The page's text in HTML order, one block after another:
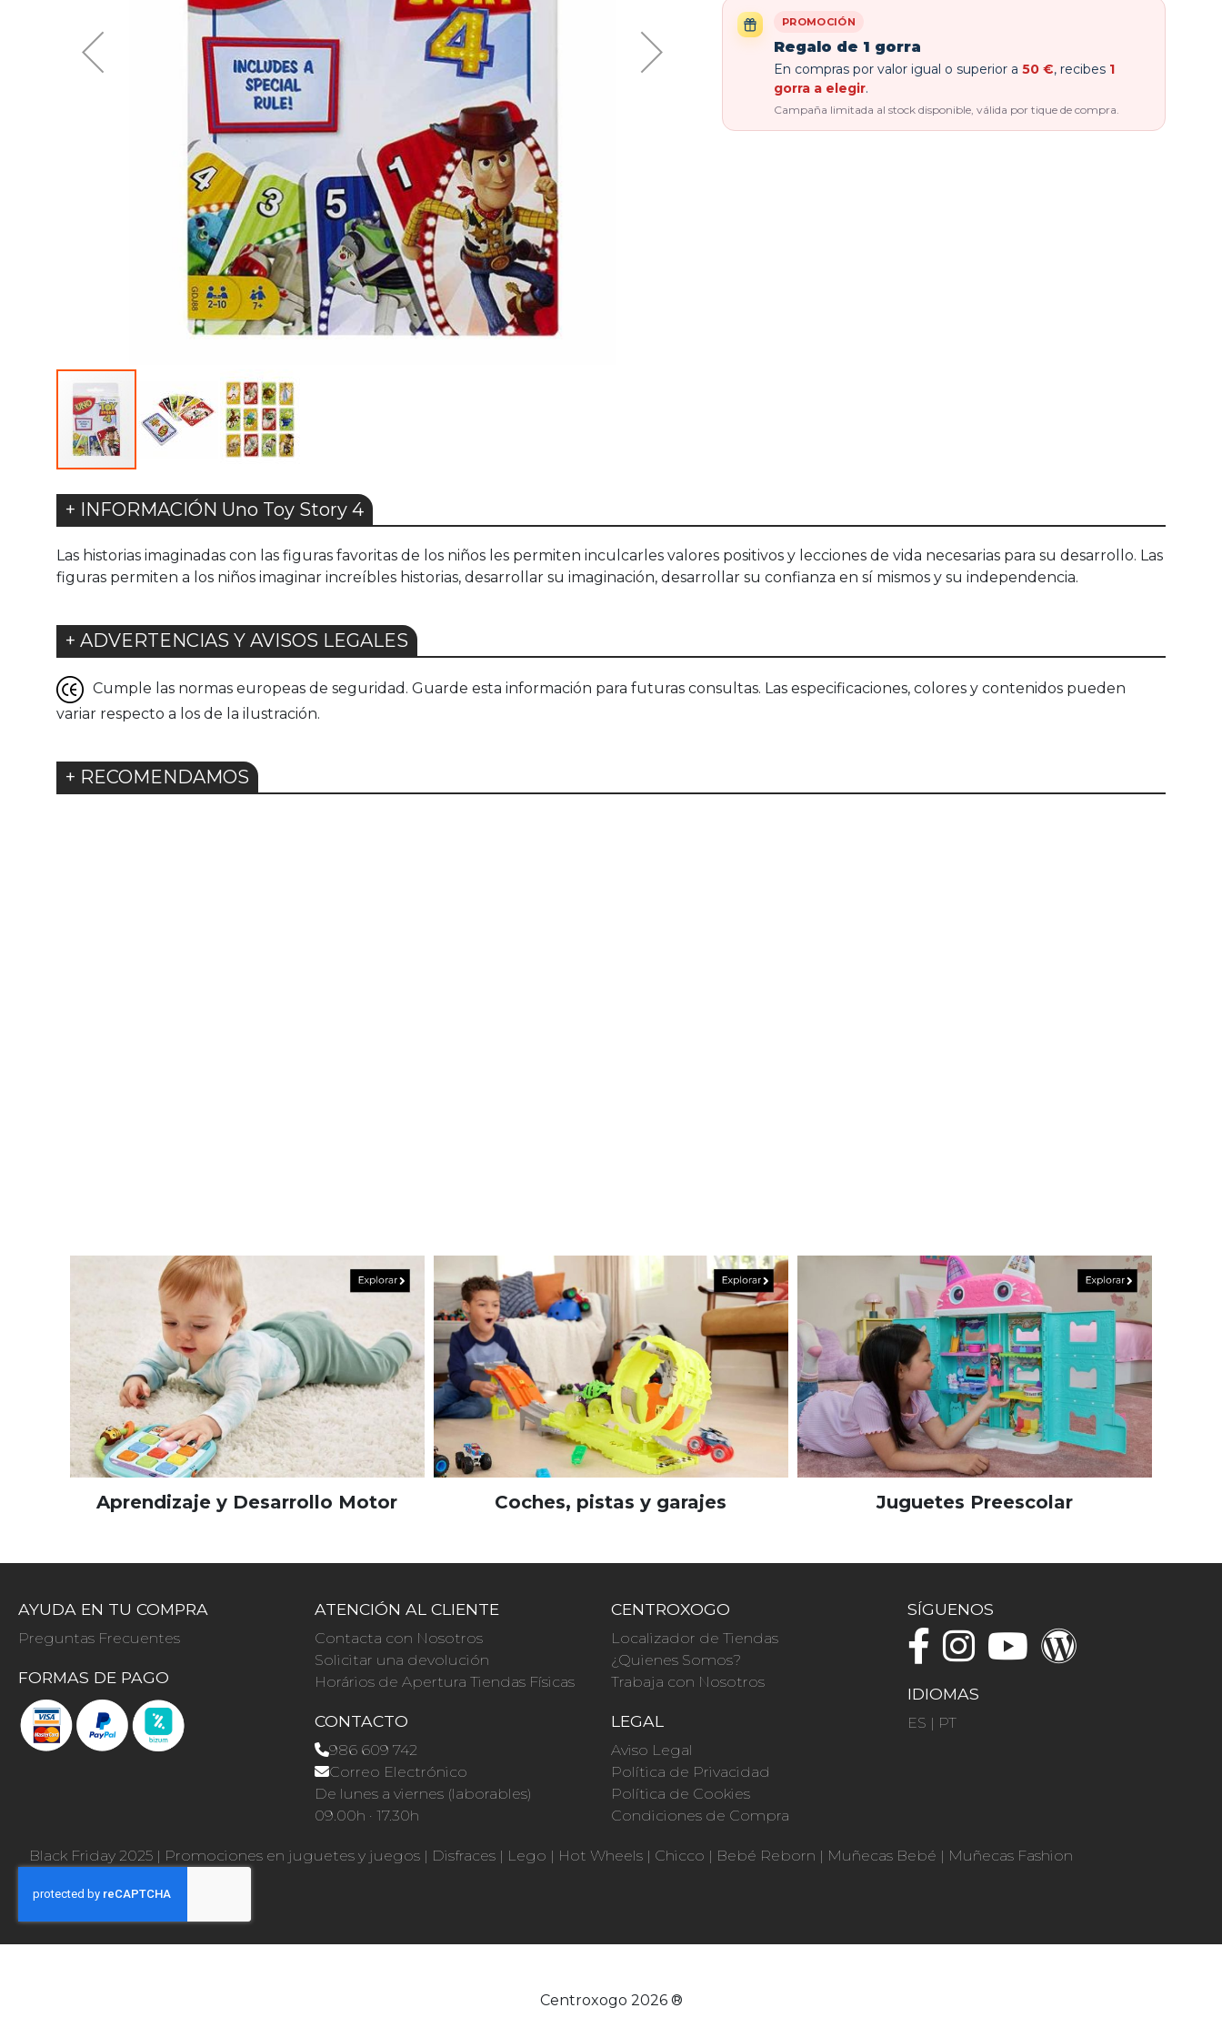
PROMOCIÓN
Regalo de 1 gorra
En compras por valor igual o superior a 50 €, recibes 1
gorra a elegir.
Campaña limitada al stock disponible, válida por tique de compra.
+ INFORMACIÓN Uno Toy Story 4
Las historias imaginadas con las figuras favoritas de los niños les permiten inculcarles valores positivos y lecciones de vida necesarias para su desarrollo. Las
figuras permiten a los niños imaginar increíbles historias, desarrollar su imaginación, desarrollar su confianza en sí mismos y su independencia.
+ ADVERTENCIAS Y AVISOS LEGALES
Cumple las normas europeas de seguridad. Guarde esta información para futuras consultas. Las especificaciones, colores y contenidos pueden
variar respecto a los de la ilustración.
+ RECOMENDAMOS
Aprendizaje y Desarrollo Motor Coches, pistas y garajes Juguetes Preescolar
AYUDA EN TU COMPRA
Preguntas Frecuentes
FORMAS DE PAGO
ATENCIÓN AL CLIENTE
Contacta con Nosotros
Solicitar una devolución
Horários de Apertura Tiendas Físicas
CONTACTO
986 609 742
Correo Electrónico
De lunes a viernes (laborables)
09.00h · 17.30h
CENTROXOGO
Localizador de Tiendas
¿Quienes Somos?
Trabaja con Nosotros
LEGAL
Aviso Legal
Política de Privacidad
Política de Cookies
Condiciones de Compra
SÍGUENOS
IDIOMAS
ES | PT
Black Friday 2025 | Promociones en juguetes y juegos | Disfraces | Lego | Hot Wheels | Chicco | Bebé Reborn | Muñecas Bebé | Muñecas Fashion
Centroxogo 2026 ®